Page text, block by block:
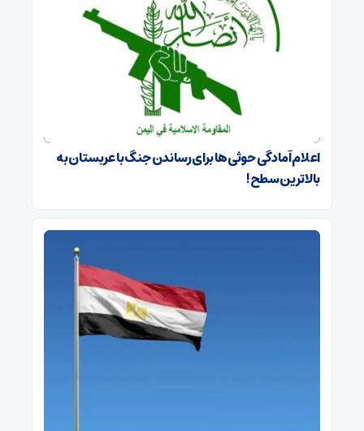
اعلام آمادگی حوثی‌ها برای رساندن جنگ با عربستان به
بالاترین سطح!